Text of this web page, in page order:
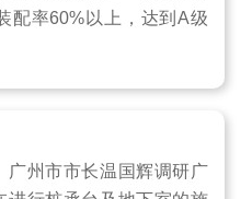
配率60%以上，达到A级
广州市市长温国辉调研广